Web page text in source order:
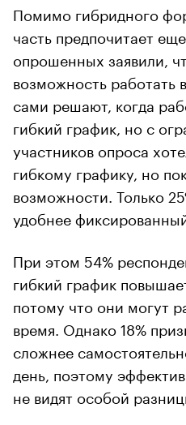
Помимо гибридного
часть предпочитает
опрошенных заявили,
возможность работать
сами решают, когда
гибкий график, но с
участников опроса
гибкому графику, но
возможности. Только
удобнее
При этом 54%
гибкий график
потому что они могут
время. Однако 18%
сложнее
день, поэтому
не видят особой